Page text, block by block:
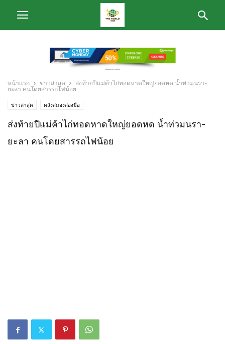
หน้าแรก ข่าวล่าสุด
ส่งท้ายปีแม่ค้าไก่ทอดหาดใหญ่ยอดหด น้ำท่วมนรา-
ยะลา คนโดยสารรถไฟน้อย
ข่าวล่าสุด คลังสมองสองมือ
ส่งท้ายปีแม่ค้าไก่ทอดหาดใหญ่ยอดหด น้ำท่วมนรา-
ยะลา คนโดยสารรถไฟน้อย